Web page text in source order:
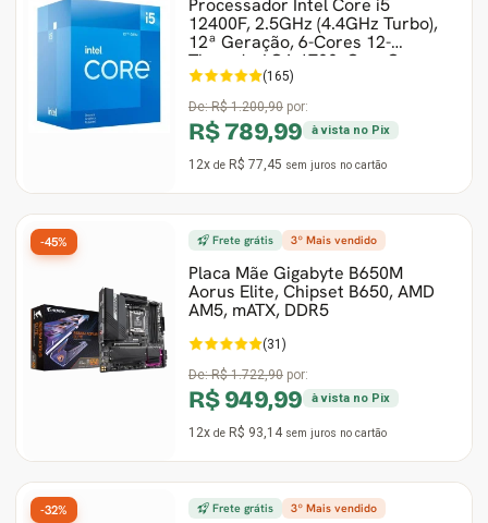
Processador Intel Core i5
12400F, 2.5GHz (4.4GHz Turbo),
12ª Geração, 6-Cores 12-
Threads, LGA 1700, Com C
(165)
De:R$ 1.200,90 por:
R$ 789,99 à vista no Pix
12x de R$ 77,45 sem juros no cartão
Frete grátis 3º Mais vendido
Placa Mãe Gigabyte B650M
Aorus Elite, Chipset B650, AMD
AM5, mATX, DDR5
(31)
De:R$ 1.722,90 por:
R$ 949,99 à vista no Pix
12x de R$ 93,14sem juros no cartão
-45%
Frete grátis 3º Mais vendido
-32%